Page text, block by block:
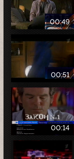
00:49
00:51
00:14